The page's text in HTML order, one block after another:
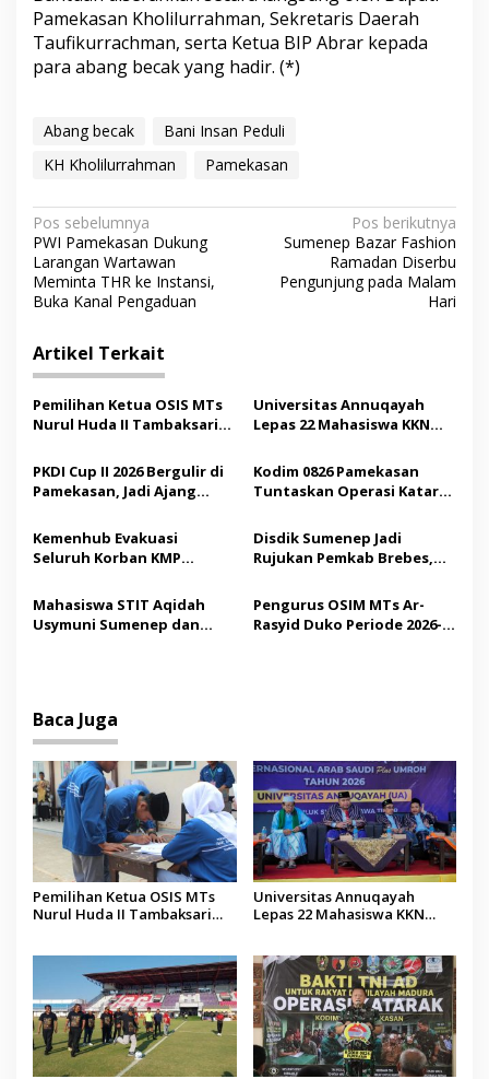
Pamekasan Kholilurrahman, Sekretaris Daerah
Taufikurrachman, serta Ketua BIP Abrar kepada
para abang becak yang hadir. (*)
Abang becak
Bani Insan Peduli
KH Kholilurrahman
Pamekasan
N
a
v
i
g
a
s
i
p
o
s
Pos sebelumnya
PWI Pamekasan Dukung
Larangan Wartawan
Meminta THR ke Instansi,
Buka Kanal Pengaduan
Pos berikutnya
Sumenep Bazar Fashion
Ramadan Diserbu
Pengunjung pada Malam
Hari
Artikel Terkait
Pemilihan Ketua OSIS MTs
Nurul Huda II Tambaksari
Demokrasi bagi Siswa
Universitas Annuqayah
Lepas 22 Mahasiswa KKN
Saudi
PKDI Cup II 2026 Bergulir di
Pamekasan, Jadi Ajang
Madura
Kodim 0826 Pamekasan
Tuntaskan Operasi Katarak
Tindakan Medis
Kemenhub Evakuasi
Seluruh Korban KMP
Operator Diaudit
Disdik Sumenep Jadi
Rujukan Pemkab Brebes,
Pendidikan Berbasis
Budaya
Mahasiswa STIT Aqidah
Usymuni Sumenep dan
Pengurus OSIM MTs Ar-
Rasyid Duko Periode 2026-
Baca Juga
Pemilihan Ketua OSIS MTs
Nurul Huda II Tambaksari
Universitas Annuqayah
Lepas 22 Mahasiswa KKN